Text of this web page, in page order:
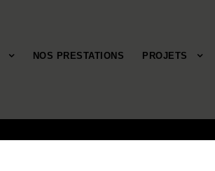
NOS PRESTATIONS PROJETS